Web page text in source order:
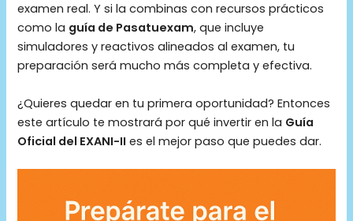
examen real. Y si la combinas con recursos prácticos
como la guía de Pasatuexam, que incluye
simuladores y reactivos alineados al examen, tu
preparación será mucho más completa y efectiva.
¿Quieres quedar en tu primera oportunidad? Entonces
este artículo te mostrará por qué invertir en la Guía
Oficial del EXANI-II es el mejor paso que puedes dar.